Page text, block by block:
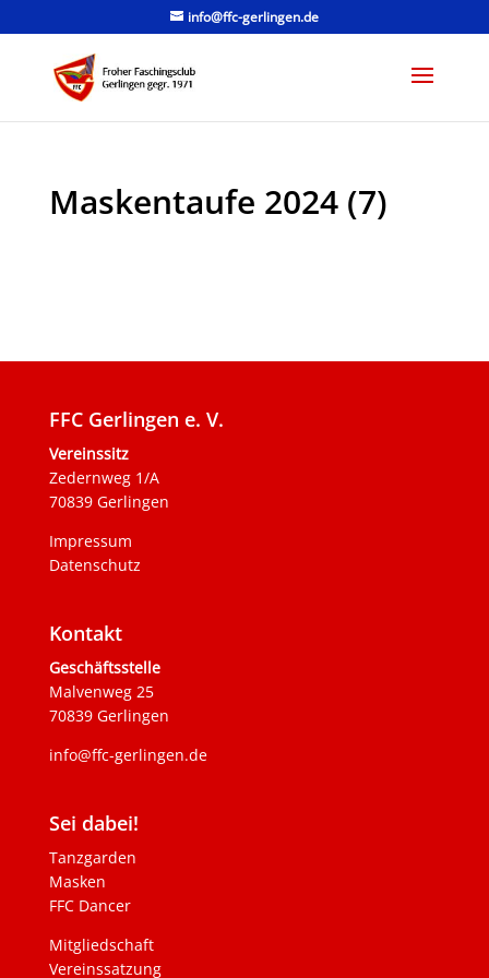
info@ffc-gerlingen.de
Maskentaufe 2024 (7)
FFC Gerlingen e. V.
Vereinssitz
Zedernweg 1/A
70839 Gerlingen
Impressum
Datenschutz
Kontakt
Geschäftsstelle
Malvenweg 25
70839 Gerlingen
info@ffc-gerlingen.de
Sei dabei!
Tanzgarden
Masken
FFC Dancer
Mitgliedschaft
Vereinssatzung